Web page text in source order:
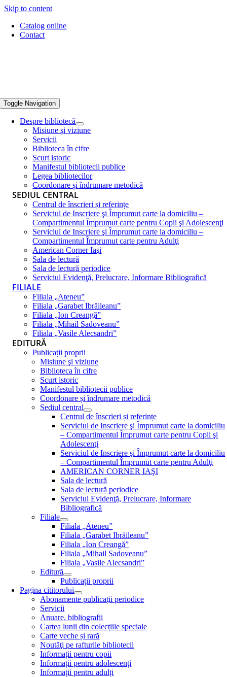
Skip to content
Catalog online
Contact
Toggle Navigation
Despre bibliotecă
Misiune şi viziune
Servicii
Biblioteca în cifre
Scurt istoric
Manifestul bibliotecii publice
Legea bibliotecilor
Coordonare și îndrumare metodică
SEDIUL CENTRAL
Centrul de înscrieri și referințe
Serviciul de Inscriere şi Împrumut carte la domiciliu –
Compartimentul Împrumut carte pentru Copii şi Adolescenţi
Serviciul de Inscriere şi Împrumut carte la domiciliu –
Compartimentul Împrumut carte pentru Adulţi
American Corner Iaşi
Sala de lectură
Sala de lectură periodice
Serviciul Evidenţă, Prelucrare, Informare Bibliografică
FILIALE
Filiala „Ateneu”
Filiala „Garabet Ibrăileanu”
Filiala „Ion Creangă”
Filiala „Mihail Sadoveanu”
Filiala „Vasile Alecsandri”
EDITURĂ
Publicații proprii
Misiune şi viziune
Biblioteca în cifre
Scurt istoric
Manifestul bibliotecii publice
Coordonare și îndrumare metodică
Sediul central
Centrul de înscrieri și referințe
Serviciul de Inscriere şi Împrumut carte la domiciliu
– Compartimentul Împrumut carte pentru Copii şi
Adolescenţi
Serviciul de Inscriere şi Împrumut carte la domiciliu
– Compartimentul Împrumut carte pentru Adulţi
AMERICAN CORNER IAŞI
Sala de lectură
Sala de lectură periodice
Serviciul Evidenţă, Prelucrare, Informare
Bibliografică
Filiale
Filiala „Ateneu”
Filiala „Garabet Ibrăileanu”
Filiala „Ion Creangă”
Filiala „Mihail Sadoveanu”
Filiala „Vasile Alecsandri”
Editură
Publicații proprii
Pagina cititorului
Abonamente publicaţii periodice
Servicii
Anuare, bibliografii
Cartea lunii din colecțiile speciale
Carte veche și rară
Noutăţi pe rafturile bibliotecii
Informații pentru copii
Informații pentru adolescenți
Informații pentru adulți